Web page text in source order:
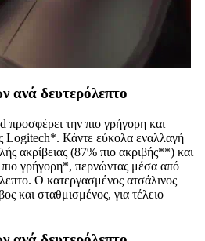
ανά δευτερόλεπτο
προσφέρει την πιο γρήγορη και
Logitech*. Κάντε εύκολα εναλλαγή
ακρίβειας (87% πιο ακριβής**) και
γρήγορη*, περνώντας μέσα από
Ο κατεργασμένος ατσάλινος
και σταθμισμένος, για τέλειο